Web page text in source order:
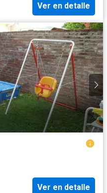
Ver en detalle
Ver en detalle